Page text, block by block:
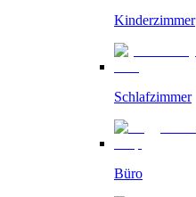
Kinderzimmer
Schlafzimmer
Büro